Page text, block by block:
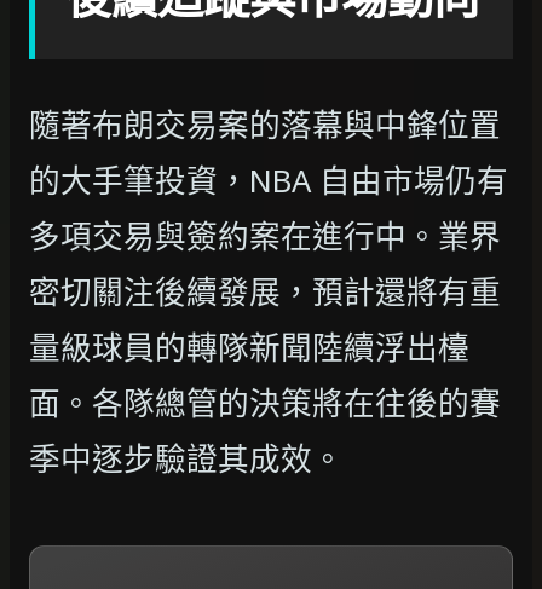
隨著布朗交易案的落幕與中鋒位置
的大手筆投資，NBA 自由市場仍有
多項交易與簽約案在進行中。業界
密切關注後續發展，預計還將有重
量級球員的轉隊新聞陸續浮出檯
面。各隊總管的決策將在往後的賽
季中逐步驗證其成效。